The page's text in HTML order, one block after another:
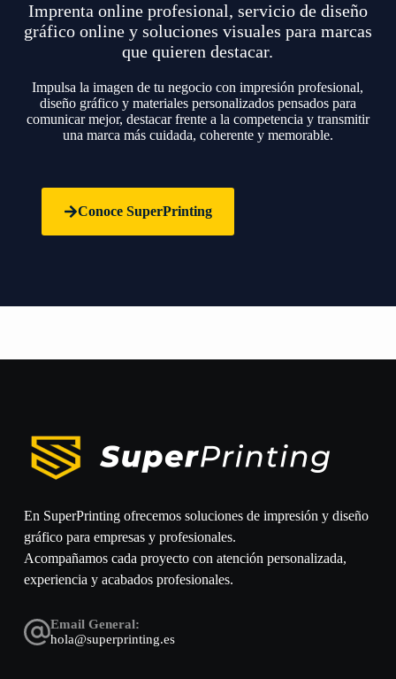
Imprenta online profesional, servicio de diseño
gráfico online y soluciones visuales para marcas
que quieren destacar.
Impulsa la imagen de tu negocio con impresión profesional,
diseño gráfico y materiales personalizados pensados para
comunicar mejor, destacar frente a la competencia y transmitir
una marca más cuidada, coherente y memorable.
Conoce SuperPrinting
En SuperPrinting ofrecemos soluciones de impresión y diseño
gráfico para empresas y profesionales.
Acompañamos cada proyecto con atención personalizada,
experiencia y acabados profesionales.
Email General:
hola@superprinting.es